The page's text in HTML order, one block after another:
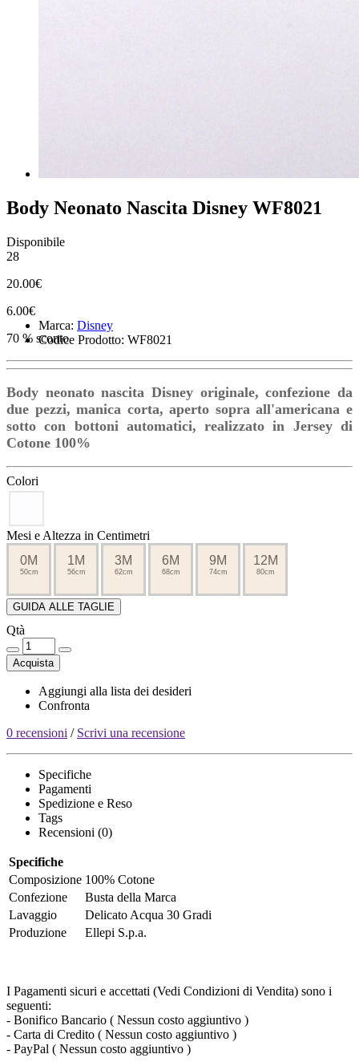
Body Neonato Nascita Disney WF8021
Disponibile
28
20.00€
6.00€
70 % sconto
Marca: Disney
Codice Prodotto: WF8021
Body neonato nascita Disney originale, confezione da
due pezzi, manica corta, aperto sopra all'americana e
sotto con bottoni automatici, realizzato in Jersey di
Cotone 100%
Colori
Mesi e Altezza in Centimetri
0M
50cm
1M
56cm
3M
62cm
6M
68cm
9M
74cm
12M
80cm
GUIDA ALLE TAGLIE
Qtà
Acquista
Aggiungi alla lista dei desideri
Confronta
0 recensioni / Scrivi una recensione
Specifiche
Pagamenti
Spedizione e Reso
Tags
Recensioni (0)
Specifiche
Composizione 100% Cotone
Confezione
Busta della Marca
Lavaggio
Delicato Acqua 30 Gradi
Produzione
Ellepi S.p.a.
I Pagamenti sicuri e accettati (Vedi Condizioni di Vendita) sono i
seguenti:
- Bonifico Bancario ( Nessun costo aggiuntivo )
- Carta di Credito ( Nessun costo aggiuntivo )
- PayPal ( Nessun costo aggiuntivo )